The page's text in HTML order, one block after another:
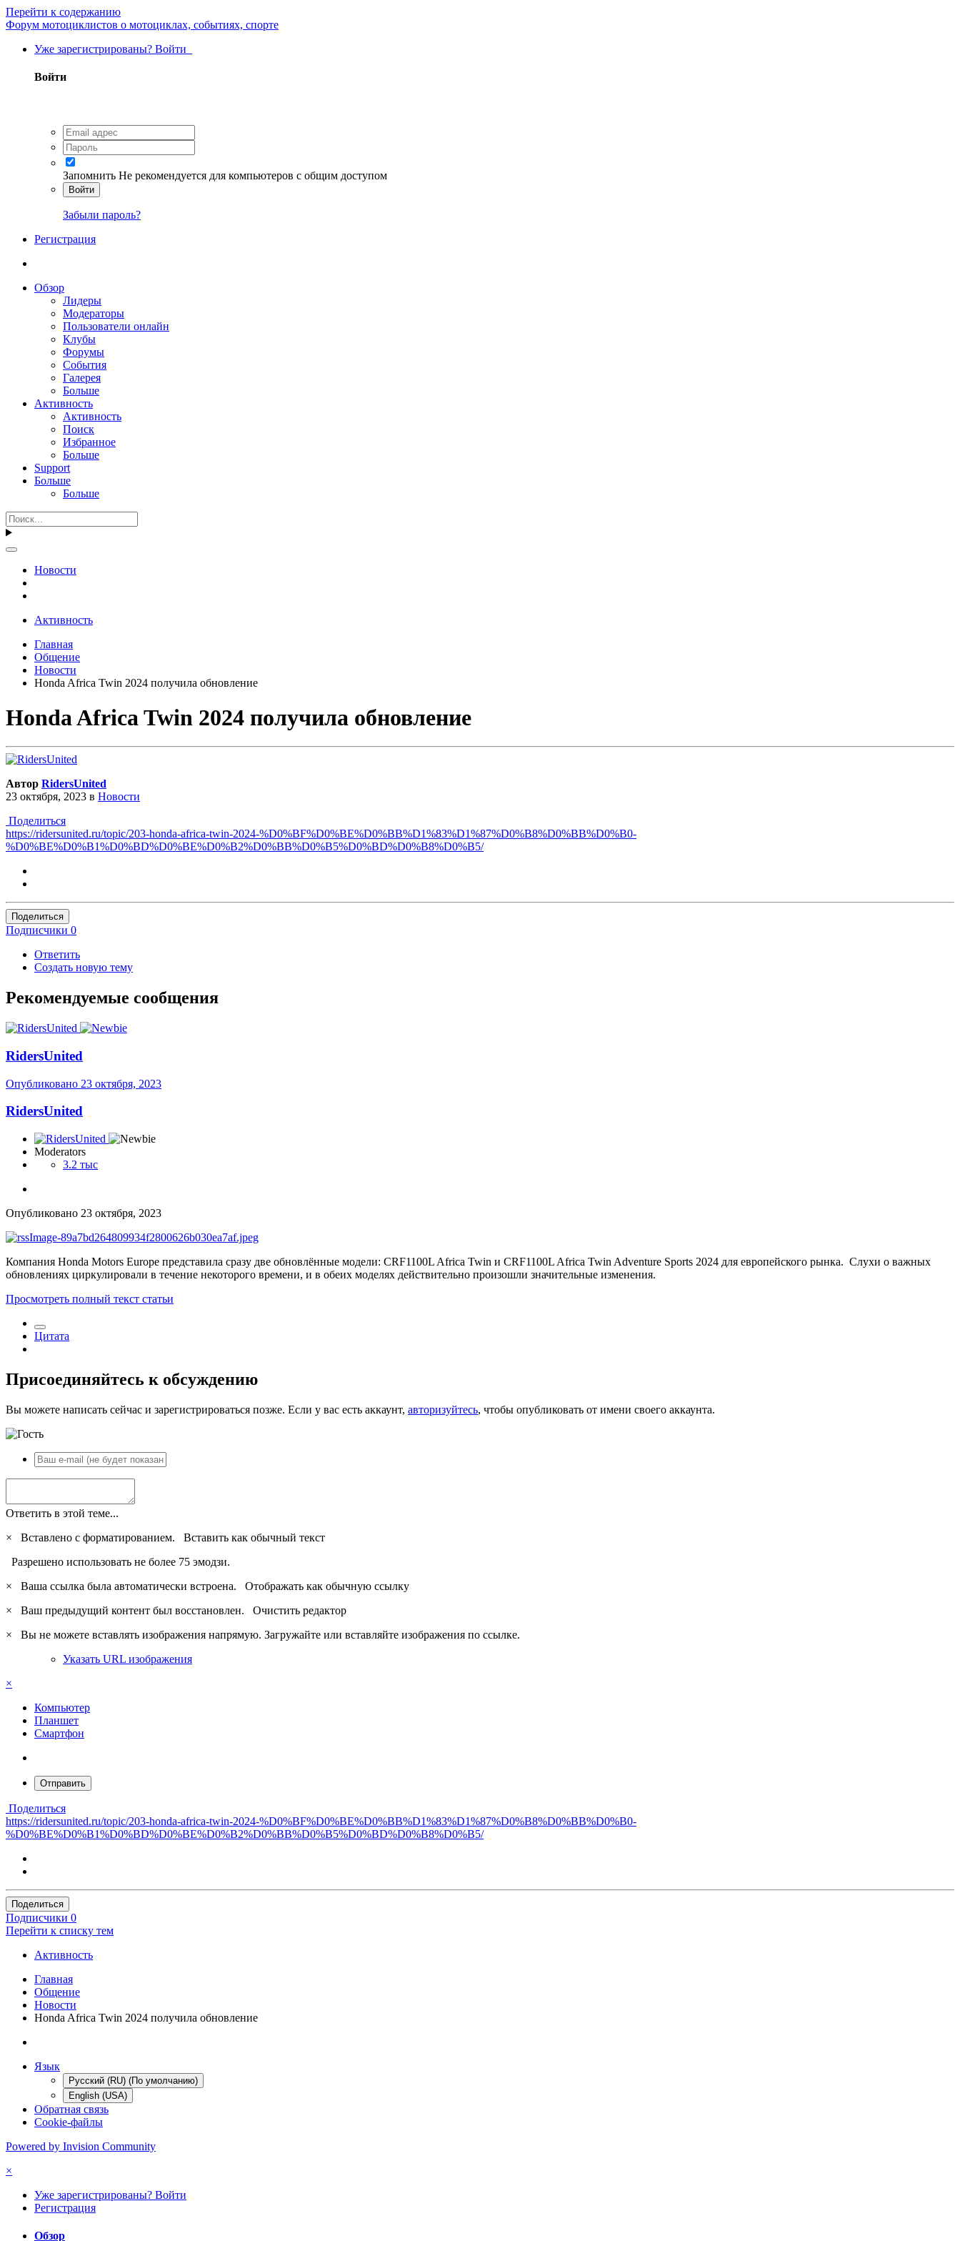
Перейти к содержанию
Форум мотоциклистов о мотоциклах, событиях, спорте
Уже зарегистрированы? Войти
Войти
Запомнить Не рекомендуется для компьютеров с общим доступом
Войти
Забыли пароль?
Регистрация
Обзор
Лидеры
Модераторы
Пользователи онлайн
Клубы
Форумы
События
Галерея
Больше
Активность
Активность
Поиск
Избранное
Больше
Support
Больше
Больше
Новости
Активность
Главная
Общение
Новости
Honda Africa Twin 2024 получила обновление
Honda Africa Twin 2024 получила обновление
Автор RidersUnited
23 октября, 2023 в Новости
Поделиться
https://ridersunited.ru/topic/203-honda-africa-twin-2024-%D0%BF%D0%BE%D0%BB%D1%83%D1%87%D0%B8%D0%BB%D0%B0-
%D0%BE%D0%B1%D0%BD%D0%BE%D0%B2%D0%BB%D0%B5%D0%BD%D0%B8%D0%B5/
Поделиться
Подписчики 0
Ответить
Создать новую тему
Рекомендуемые сообщения
RidersUnited
Опубликовано 23 октября, 2023
RidersUnited
Moderators
3.2 тыс
Опубликовано 23 октября, 2023
Компания Honda Motors Europe представила сразу две обновлённые модели: CRF1100L Africa Twin и CRF1100L Africa Twin Adventure Sports 2024 для европейского рынка. Слухи о важных
обновлениях циркулировали в течение некоторого времени, и в обеих моделях действительно произошли значительные изменения.
Просмотреть полный текст статьи
Цитата
Присоединяйтесь к обсуждению
Вы можете написать сейчас и зарегистрироваться позже. Если у вас есть аккаунт, авторизуйтесь, чтобы опубликовать от имени своего аккаунта.
Ответить в этой теме...
×
Вставлено с форматированием. Вставить как обычный текст
Разрешено использовать не более 75 эмодзи.
×
Ваша ссылка была автоматически встроена. Отображать как обычную ссылку
×
Ваш предыдущий контент был восстановлен. Очистить редактор
×
Вы не можете вставлять изображения напрямую. Загружайте или вставляйте изображения по ссылке.
Указать URL изображения
×
Компьютер
Планшет
Смартфон
Отправить
Поделиться
https://ridersunited.ru/topic/203-honda-africa-twin-2024-%D0%BF%D0%BE%D0%BB%D1%83%D1%87%D0%B8%D0%BB%D0%B0-
%D0%BE%D0%B1%D0%BD%D0%BE%D0%B2%D0%BB%D0%B5%D0%BD%D0%B8%D0%B5/
Поделиться
Подписчики 0
Перейти к списку тем
Активность
Главная
Общение
Новости
Honda Africa Twin 2024 получила обновление
Язык
Русский (RU) (По умолчанию)
English (USA)
Обратная связь
Cookie-файлы
Powered by Invision Community
×
Уже зарегистрированы? Войти
Регистрация
Обзор